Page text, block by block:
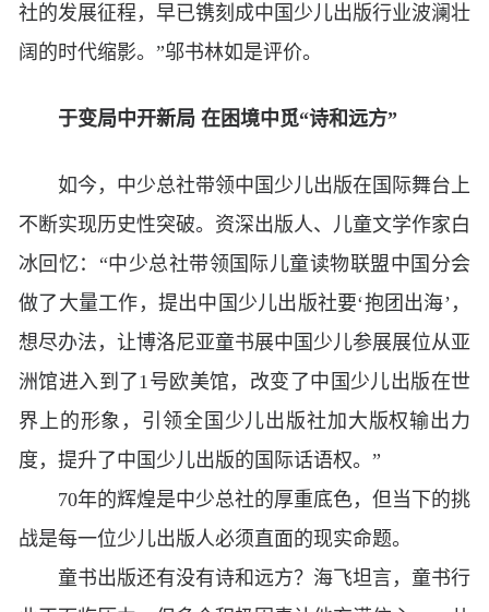
社的发展征程，早已镌刻成中国少儿出版行业波澜壮
阔的时代缩影。”邬书林如是评价。
于变局中开新局 在困境中觅“诗和远方”
如今，中少总社带领中国少儿出版在国际舞台上
不断实现历史性突破。资深出版人、儿童文学作家白
冰回忆：“中少总社带领国际儿童读物联盟中国分会
做了大量工作，提出中国少儿出版社要‘抱团出海’，
想尽办法，让博洛尼亚童书展中国少儿参展展位从亚
洲馆进入到了1号欧美馆，改变了中国少儿出版在世
界上的形象，引领全国少儿出版社加大版权输出力
度，提升了中国少儿出版的国际话语权。”
70年的辉煌是中少总社的厚重底色，但当下的挑
战是每一位少儿出版人必须直面的现实命题。
童书出版还有没有诗和远方？海飞坦言，童书行